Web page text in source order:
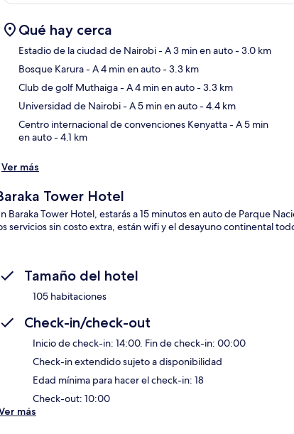
Qué hay cerca
Estadio de la ciudad de Nairobi- A 3 min en auto- 3.0 km
Bosque Karura- A 4 min en auto- 3.3 km
Club de golf Muthaiga- A 4 min en auto- 3.3 km
Universidad de Nairobi- A 5 min en auto- 4.4 km
Centro internacional de convenciones Kenyatta- A 5 min
en auto- 4.1 km
Ver más
Tower Hotel
Baraka Tower Hotel, estarás a 15 minutos en auto de Parque
servicios sin costo extra, están wifi y el desayuno continental
Tamaño del hotel
105 habitaciones
Check-in/check-out
Inicio de check-in: 14:00. Fin de check-in: 00:00
Check-in extendido sujeto a disponibilidad
Edad mínima para hacer el check-in: 18
Check-out: 10:00
más